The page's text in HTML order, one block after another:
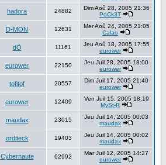
hadora 24882
Dim Aoû 28, 2005 21:36
PoCk3T
D-MON 12631
Mer Aoû 24, 2005 21:05
Calao
dÖ 11161
Jeu Aoû 18, 2005 17:55
eurower
eurower 22150
Jeu Juil 28, 2005 18:00
eurower
tofitof 20557
Dim Juil 17, 2005 21:40
eurower
eurower 12409
Ven Juil 15, 2005 18:19
MySt-R
maudax 23015
Jeu Juil 14, 2005 00:03
maudax
orditeck 19403
Jeu Juil 14, 2005 00:02
maudax
Cybernaute 62992
Mar Juil 12, 2005 14:27
eurower